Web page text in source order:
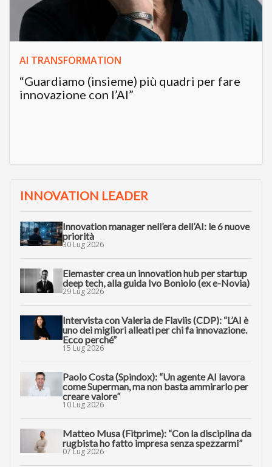
AI TRANSFORMATION
“Guardiamo (insieme) più quadri per fare
innovazione con l’AI”
INNOVATION LEADER
Innovation manager nell’era dell’AI: le 6 nuove
priorità
30 Lug 2026
Elemaster crea un innovation hub per startup
deep tech, alla guida Ivo Boniolo (ex e-Novia)
29 Lug 2026
Intervista con Valeria de Flaviis (CDP): “L’AI è
uno dei migliori alleati per chi fa innovazione.
Ecco perché”
15 Lug 2026
Paolo Costa (Spindox): “Un agente AI lavora
come Superman, ma non basta ammirarlo per
creare valore”
10 Lug 2026
Matteo Musa (Fitprime): “Con la disciplina da
rugbista ho fatto impresa senza spezzarmi”
07 Lug 2026